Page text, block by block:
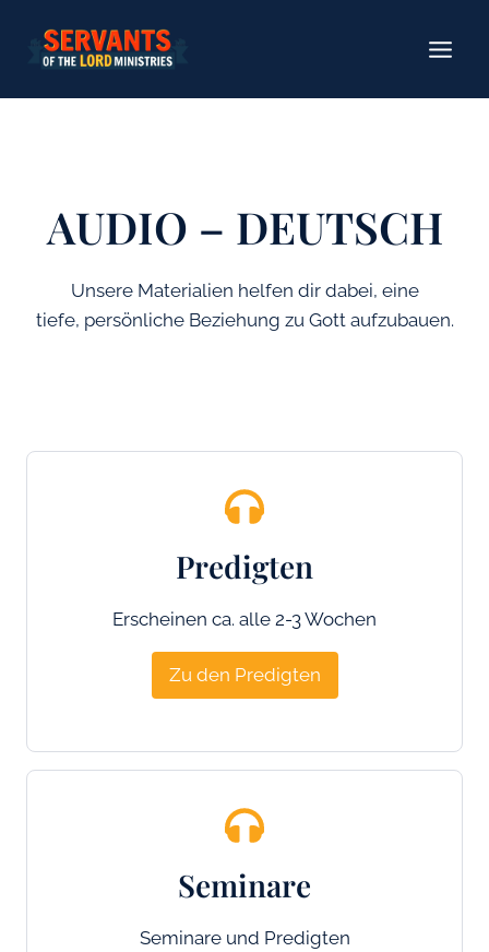
Inhalt
springen
AUDIO – DEUTSCH
Unsere Materialien helfen dir dabei, eine
tiefe, persönliche Beziehung zu Gott aufzubauen.
Predigten
Erscheinen ca. alle 2-3 Wochen
Zu den Predigten
Seminare
Seminare und Predigten